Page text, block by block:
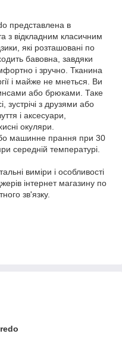
представлена в
з відкладним класичним
які розташовані по
бавовна, завдяки
і зручно. Тканина
і майже не мнеться. Ви
або брюками. Таке
зустрічі з друзями або
і аксесуари,
окуляри.
машинне прання при 30
середній температурі.
виміри і особливості
інтернет магазину по
зв'язку.